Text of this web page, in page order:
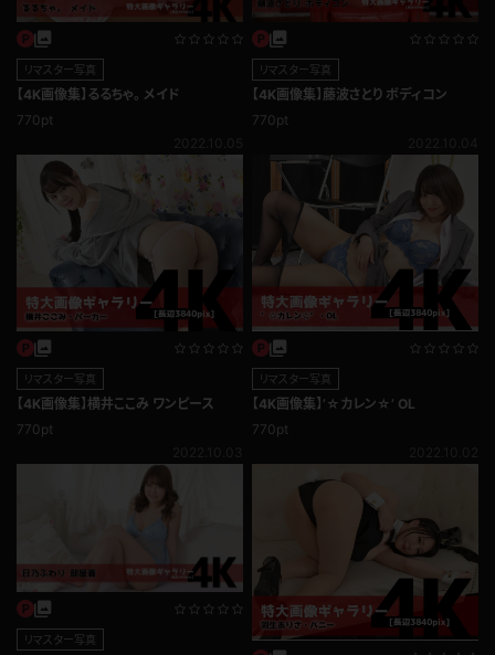
リマスター写真
【4K画像集】るるちゃ。 メイド
770pt
リマスター写真
【4K画像集】藤波さとり ボディコン
770pt
リマスター写真
【4K画像集】横井ここみ ワンピース
770pt
リマスター写真
【4K画像集】’☆カレン☆’ OL
770pt
リマスター写真